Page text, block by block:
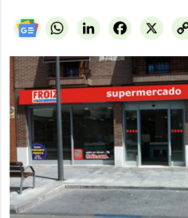
WhatsAppLinkedIn X
Facebook